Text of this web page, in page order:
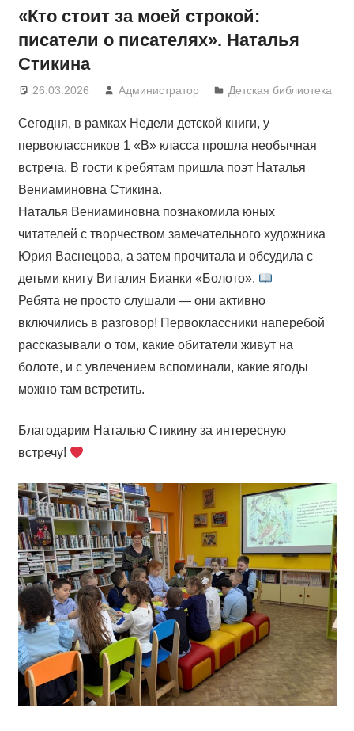
«Кто стоит за моей строкой:
писатели о писателях». Наталья
Стикина
26.03.2026 Администратор Детская библиотека
Сегодня, в рамках Недели детской книги, у
первоклассников 1 «В» класса прошла необычная
встреча. В гости к ребятам пришла поэт Наталья
Вениаминовна Стикина.
Наталья Вениаминовна познакомила юных
читателей с творчеством замечательного художника
Юрия Васнецова, а затем прочитала и обсудила с
детьми книгу Виталия Бианки «Болото».
Ребята не просто слушали — они активно
включились в разговор! Первоклассники наперебой
рассказывали о том, какие обитатели живут на
болоте, и с увлечением вспоминали, какие ягоды
можно там встретить.
Благодарим Наталью Стикину за интересную
встречу!